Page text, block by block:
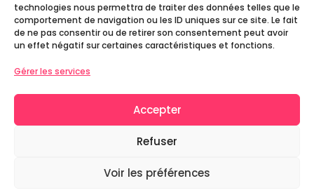
technologies nous permettra de traiter des données telles que le
comportement de navigation ou les ID uniques sur ce site. Le fait
de ne pas consentir ou de retirer son consentement peut avoir
un effet négatif sur certaines caractéristiques et fonctions.
Gérer les services
Accepter
Refuser
Voir les préférences
91250 TIGERY – FRANCE
01 60 79 97 20
contact@cosimalaboratoire.com
Copyright © 2022 Cosima Laboratoire –